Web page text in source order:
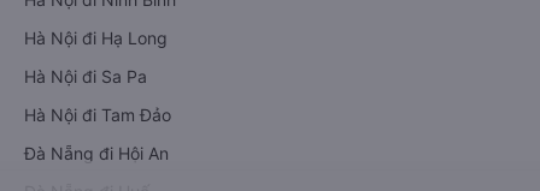
Thuê xe
Hà Nội đi Ninh Bình
Hà Nội đi Hạ Long
Hà Nội đi Sa Pa